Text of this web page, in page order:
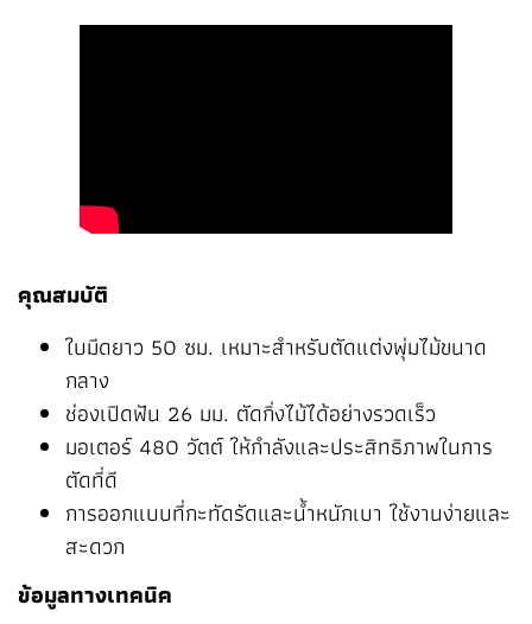
คุณสมบัติ
ใบมีดยาว 50 ซม. เหมาะสำหรับตัดแต่งพุ่มไม้ขนาด
กลาง
ช่องเปิดฟัน 26 มม. ตัดกิ่งไม้ได้อย่างรวดเร็ว
มอเตอร์ 480 วัตต์ ให้กำลังและประสิทธิภาพในการ
ตัดที่ดี
การออกแบบที่กะทัดรัดและน้ำหนักเบา ใช้งานง่ายและ
สะดวก
ข้อมูลทางเทคนิค